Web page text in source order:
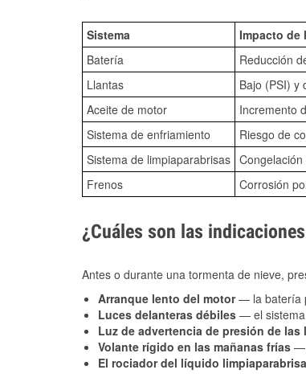
Sistema Impacto de
Batería
Reducción
Llantas
Bajo (PSI) y
Aceite de motor
Incremento
Sistema de enfriamiento
Riesgo de
Sistema de limpiaparabrisas
Frenos
Corrosión
¿Cuáles son las
Antes o durante una tormenta de nieve,
Arranque lento del motor— la batería
Luces delanteras débiles — el sistema
Luz de advertencia de presión de las
Volante rígido en las mañanas frías —
El rociador del líquido